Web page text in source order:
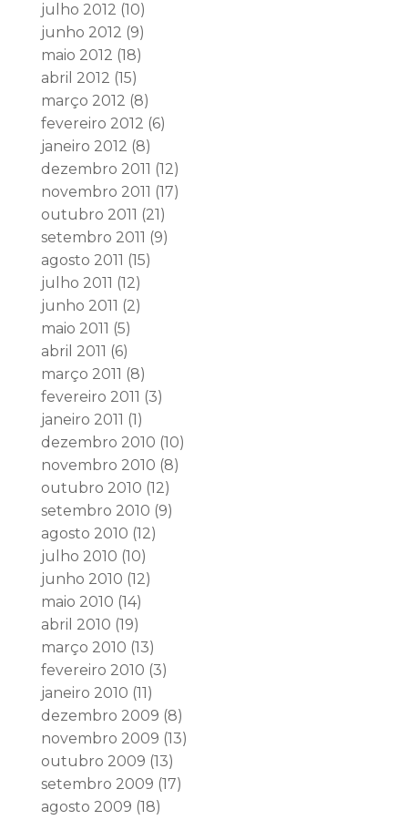
julho 2012 (10)
junho 2012 (9)
maio 2012 (18)
abril 2012 (15)
março 2012 (8)
fevereiro 2012 (6)
janeiro 2012 (8)
dezembro 2011 (12)
novembro 2011 (17)
outubro 2011 (21)
setembro 2011 (9)
agosto 2011 (15)
julho 2011 (12)
junho 2011 (2)
maio 2011 (5)
abril 2011 (6)
março 2011 (8)
fevereiro 2011 (3)
janeiro 2011 (1)
dezembro 2010 (10)
novembro 2010 (8)
outubro 2010 (12)
setembro 2010 (9)
agosto 2010 (12)
julho 2010 (10)
junho 2010 (12)
maio 2010 (14)
abril 2010 (19)
março 2010 (13)
fevereiro 2010 (3)
janeiro 2010 (11)
dezembro 2009 (8)
novembro 2009 (13)
outubro 2009 (13)
setembro 2009 (17)
agosto 2009 (18)